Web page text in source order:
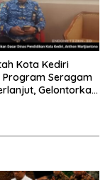
Kota Kediri
Program Seragam
Gelontorkan